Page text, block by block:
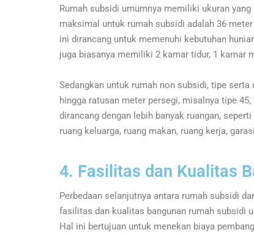
Rumah subsidi umumnya memiliki ukuran
maksimal untuk rumah subsidi adalah 36
ini dirancang untuk memenuhi kebutuhan
juga biasanya memiliki 2 kamar tidur, 1 kamar
Sedangkan untuk rumah non subsidi, tipe
hingga ratusan meter persegi, misalnya tipe
dirancang dengan lebih banyak ruangan,
ruang keluarga, ruang makan, ruang kerja,
4. Fasilitas dan Kualitas
Perbedaan selanjutnya antara rumah subsidi
fasilitas dan kualitas bangunan rumah subsidi
Hal ini bertujuan untuk menekan biaya